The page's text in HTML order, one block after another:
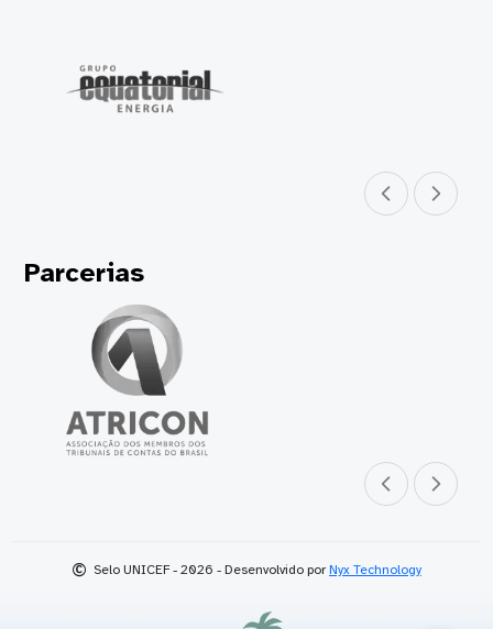
Parceiro anterior
Próximo
Parcerias
Parceiro anterior
Próximo
© Selo UNICEF - 2026 - Desenvolvido por Nyx Technology